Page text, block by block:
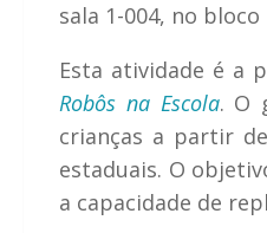
sala 1-004, no bloco
Esta atividade é a
Robôs na Escola. O
crianças a partir
estaduais. O
a capacidade de